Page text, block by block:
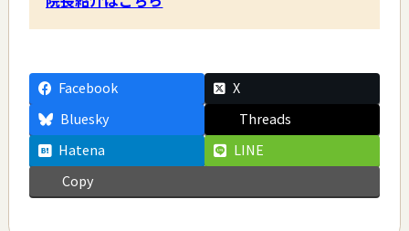
Facebook
X
Bluesky
Threads
Hatena
LINE
Copy